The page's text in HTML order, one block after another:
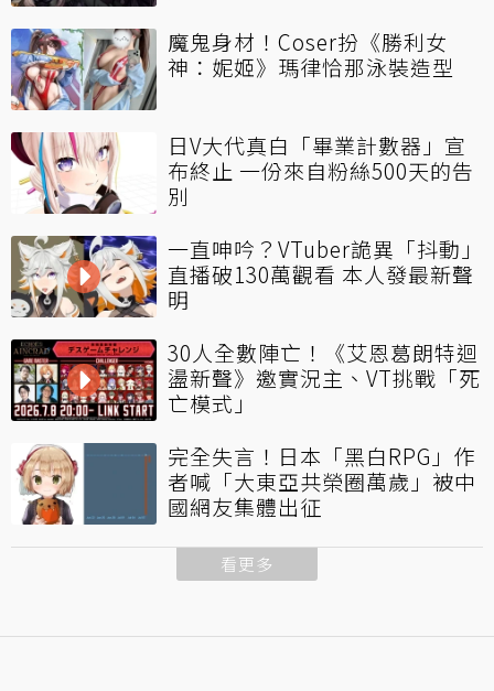
魔鬼身材！Coser扮《勝利女
神：妮姬》瑪律恰那泳裝造型
日V大代真白「畢業計數器」宣
布終止 一份來自粉絲500天的告
別
一直呻吟？VTuber詭異「抖動」
直播破130萬觀看 本人發最新聲
明
30人全數陣亡！《艾恩葛朗特迴
盪新聲》邀實況主、VT挑戰「死
亡模式」
完全失言！日本「黑白RPG」作
者喊「大東亞共榮圈萬歲」被中
國網友集體出征
看更多